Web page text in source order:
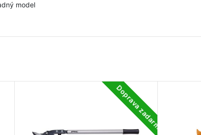
model
Doprava zadarmo